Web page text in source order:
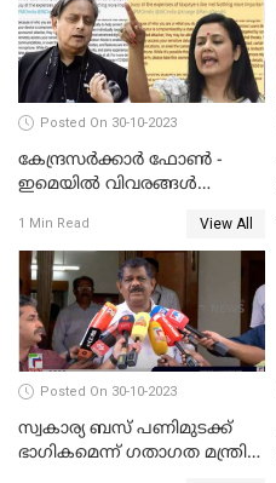
Posted On 30-10-2023
കേന്ദ്രസര്‍ക്കാര്‍ ഫോണ്‍ -
ഇമെയില്‍ വിവരങ്ങള്‍
പ്രതിപക്ഷ നേതാക്കള്‍
1 Min Read View All
Posted On 30-10-2023
സ്വകാര്യ ബസ് പണിമുടക്ക്
ഭാഗികമെന്ന് ഗതാഗത മന്ത്രി